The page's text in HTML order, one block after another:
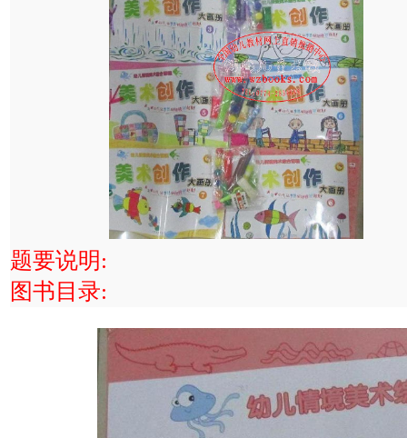
题要说明:
图书目录: